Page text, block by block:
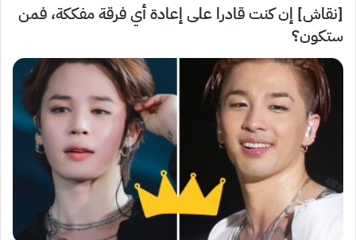
[نقاش] إن كنت قادرا على إعادة أي فرقة مفككة، فمن
ستكون؟